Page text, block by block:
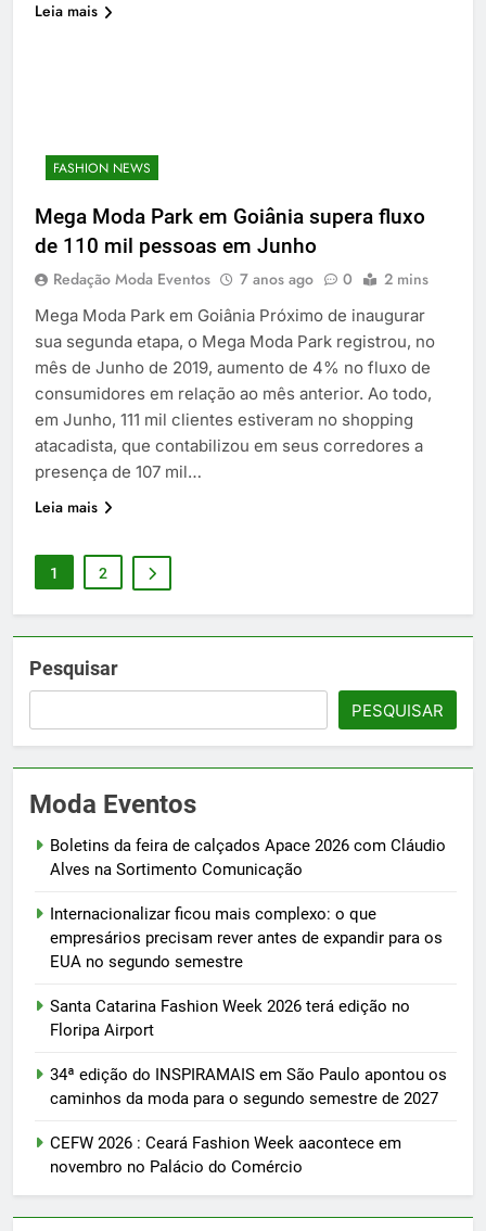
Leia mais
FASHION NEWS
Mega Moda Park em Goiânia supera fluxo
de 110 mil pessoas em Junho
Redação Moda Eventos 7 anos ago 0 2 mins
Mega Moda Park em Goiânia Próximo de inaugurar
sua segunda etapa, o Mega Moda Park registrou, no
mês de Junho de 2019, aumento de 4% no fluxo de
consumidores em relação ao mês anterior. Ao todo,
em Junho, 111 mil clientes estiveram no shopping
atacadista, que contabilizou em seus corredores a
presença de 107 mil…
Leia mais
1 2
Pesquisar
PESQUISAR
Moda Eventos
Boletins da feira de calçados Apace 2026 com Cláudio
Alves na Sortimento Comunicação
Internacionalizar ficou mais complexo: o que
empresários precisam rever antes de expandir para os
EUA no segundo semestre
Santa Catarina Fashion Week 2026 terá edição no
Floripa Airport
34ª edição do INSPIRAMAIS em São Paulo apontou os
caminhos da moda para o segundo semestre de 2027
CEFW 2026 : Ceará Fashion Week aacontece em
novembro no Palácio do Comércio